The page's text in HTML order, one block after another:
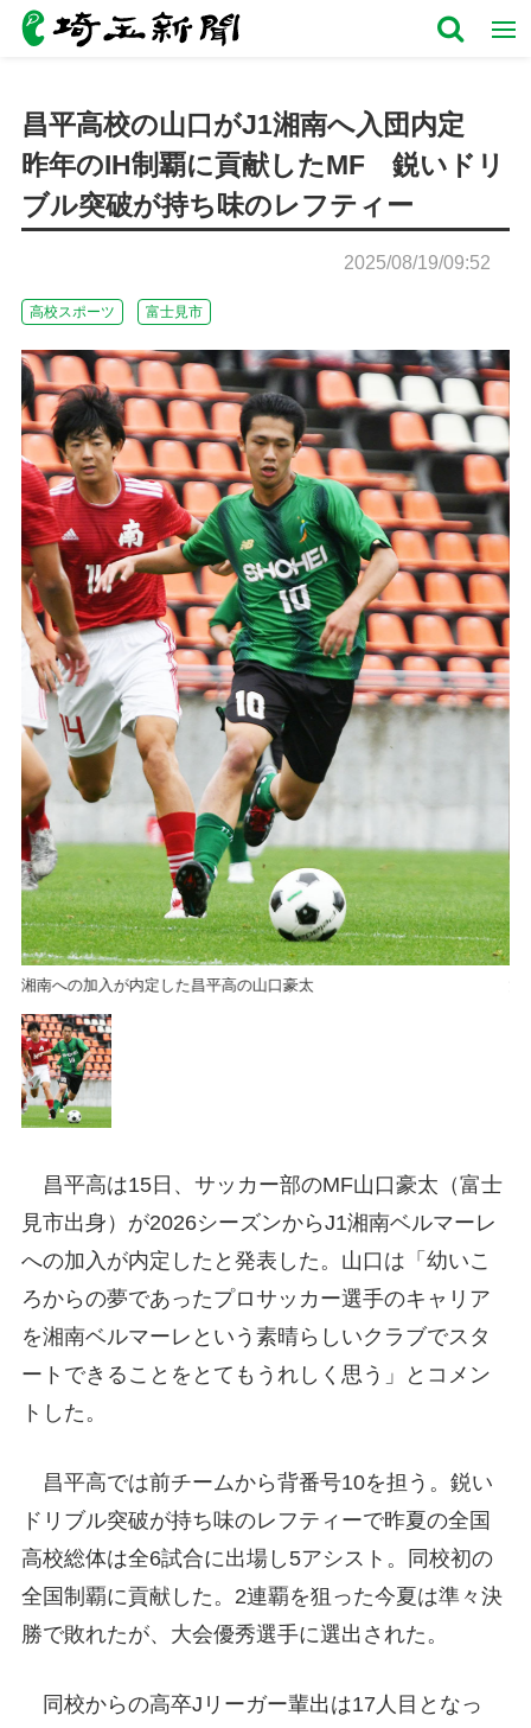
昌平高校の山口がJ1湘南へ入団内定
昨年のIH制覇に貢献したMF 鋭いドリ
ブル突破が持ち味のレフティー
2025/08/19/09:52
高校スポーツ 富士見市
湘南への加入が内定した昌平高の山口豪太
昌平高は15日、サッカー部のMF山口豪太（富士
見市出身）が2026シーズンからJ1湘南ベルマーレ
への加入が内定したと発表した。山口は「幼いこ
ろからの夢であったプロサッカー選手のキャリア
を湘南ベルマーレという素晴らしいクラブでスタ
ートできることをとてもうれしく思う」とコメン
トした。
昌平高では前チームから背番号10を担う。鋭い
ドリブル突破が持ち味のレフティーで昨夏の全国
高校総体は全6試合に出場し5アシスト。同校初の
全国制覇に貢献した。2連覇を狙った今夏は準々決
勝で敗れたが、大会優秀選手に選出された。
同校からの高卒Jリーガー輩出は17人目となっ